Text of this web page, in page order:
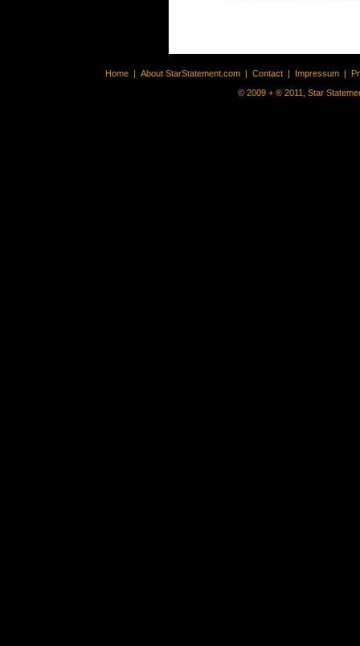
Home | About StarStatement.com | Contact | Impressum |
© 2009 + ® 2011, Star